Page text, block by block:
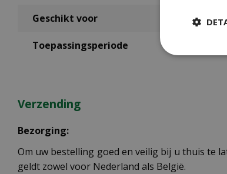
Geschikt voor
Toepassingsperiode
Verzending
Bezorging:
Om uw bestelling goed en veilig bij u thuis te
geldt zowel voor Nederland als België.